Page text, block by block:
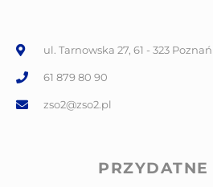
ul. Tarnowska 27, 61 - 323 Poznań
61 879 80 90
zso2@zso2.pl